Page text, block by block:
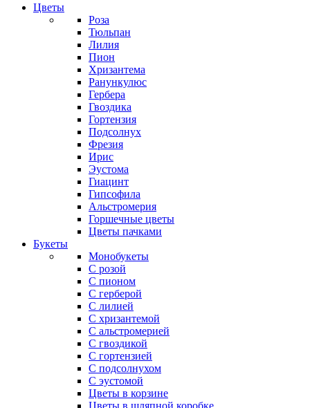
Цветы
Роза
Тюльпан
Лилия
Пион
Хризантема
Ранункулюс
Гербера
Гвоздика
Гортензия
Подсолнух
Фрезия
Ирис
Эустома
Гиацинт
Гипсофила
Альстромерия
Горшечные цветы
Цветы пачками
Букеты
Монобукеты
С розой
С пионом
С герберой
С лилией
С хризантемой
С альстромерией
С гвоздикой
С гортензией
С подсолнухом
С эустомой
Цветы в корзине
Цветы в шляпной коробке